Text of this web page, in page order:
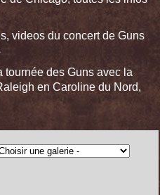
videos du concert de Guns
tournée des Guns avec la
en Caroline du Nord,